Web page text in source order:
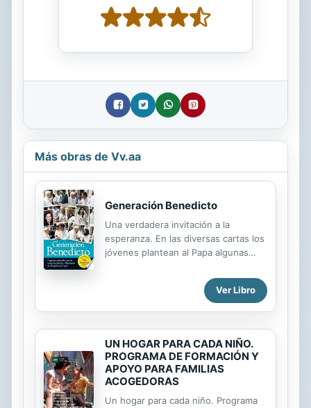
Más obras de Vv.aa
Generación Benedicto
Una verdadera invitación a la
esperanza. En las diversas cartas los
jóvenes plantean al Papa algunas
vida y de la convivencia humana. A
los jóvenes les urge encontrar
profesión será la mejor? ¿Cuál es mi
vocación? ¿Cómo puedo rezar?
¿Cómo reconocer a Dios en la vida
diaria? ¿Le importa a Dios mi
amor de mi vida? Y después, ¿qué?
Ver Libro
UN HOGAR PARA CADA NIÑO.
PROGRAMA DE FORMACIÓN Y
APOYO PARA FAMILIAS
ACOGEDORAS
Un hogar para cada niño. Programa